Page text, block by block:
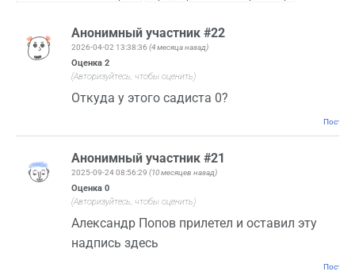
Анонимный участник #22
2026-04-02 13:38:36 (4 месяца назад)
Оценка 2
(Авторизуйтесь, чтобы оценить)
Откуда у этого садиста 0?
Анонимный участник #21
2025-09-24 08:56:29 (10 месяцев назад)
Оценка 0
(Авторизуйтесь, чтобы оценить)
Александр Попов прилетел и оставил эту
надпись здесь